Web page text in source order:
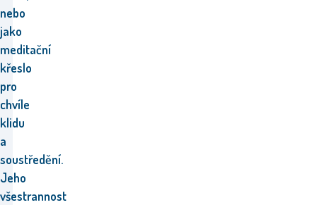
nebo
jako
meditační
křeslo
pro
chvíle
klidu
a
soustředění.
Jeho
všestrannost